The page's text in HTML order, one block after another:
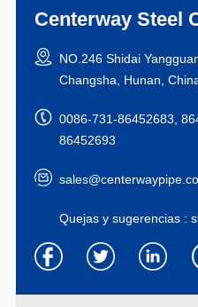
Centerway Steel
NO.246 Shidai
Changsha, Hunan,
0086-731-86452683,
86452693
Quejas y sugerencias :